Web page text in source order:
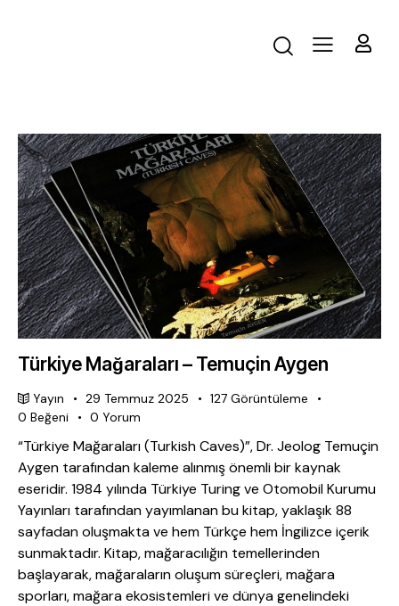
Türkiye Mağaraları – Temuçin Aygen
Yayın 29 Temmuz 2025 127 Görüntüleme
0 Beğeni 0 Yorum
“Türkiye Mağaraları (Turkish Caves)”, Dr. Jeolog Temuçin
Aygen tarafından kaleme alınmış önemli bir kaynak
eseridir. 1984 yılında Türkiye Turing ve Otomobil Kurumu
Yayınları tarafından yayımlanan bu kitap, yaklaşık 88
sayfadan oluşmakta ve hem Türkçe hem İngilizce içerik
sunmaktadır. Kitap, mağaracılığın temellerinden
başlayarak, mağaraların oluşum süreçleri, mağara
sporları, mağara ekosistemleri ve dünya genelindeki